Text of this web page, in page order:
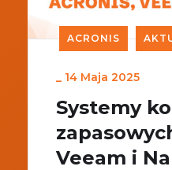
ACRONIS
_ 14 Maja 2025
Systemy
Veeam i